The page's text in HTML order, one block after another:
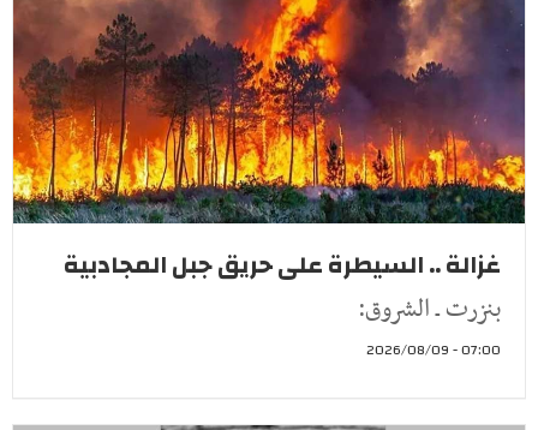
غزالة .. السيطرة على حريق جبل المجادبية
بنزرت ـ الشروق:
07:00 - 2026/08/09